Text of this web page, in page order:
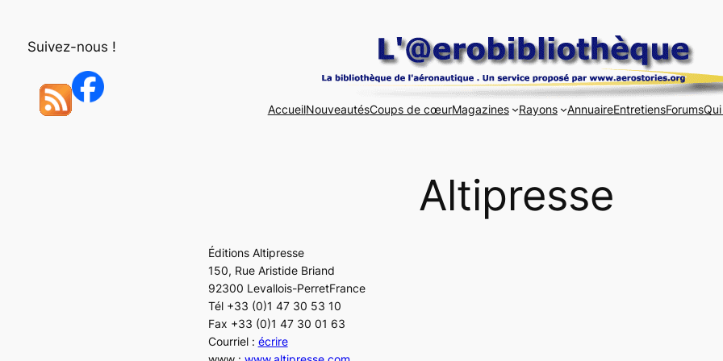
Suivez-nous !
AccueilNouveautésCoups de cœurMagazines Rayons AnnuaireEntretiensForums
Altipresse
Éditions Altipresse
150, Rue Aristide Briand
92300 Levallois-PerretFrance
Tél +33 (0)1 47 30 53 10
Fax +33 (0)1 47 30 01 63
Courriel : écrire